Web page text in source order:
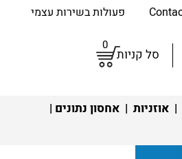
פעולות בשירות עצמי
סל קניות
0
| אוזניות | אחסון נתונים |